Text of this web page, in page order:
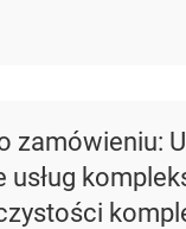
zamówieniu:
usług